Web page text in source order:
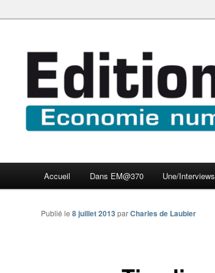
Edition Multimédi@
Accueil Dans EM@370 Une/Interviews
Publié le 8 juillet 2013 parCharles de Laubier